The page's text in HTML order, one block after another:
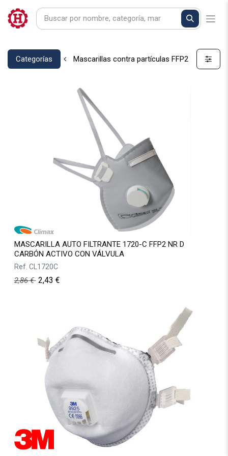
Categorías Mascarillas contra partículas FFP2
MASCARILLA AUTO FILTRANTE 1720-C FFP2 NR D
CARBÓN ACTIVO CON VÁLVULA
Ref. CL1720C
2,86€ 2,43 €